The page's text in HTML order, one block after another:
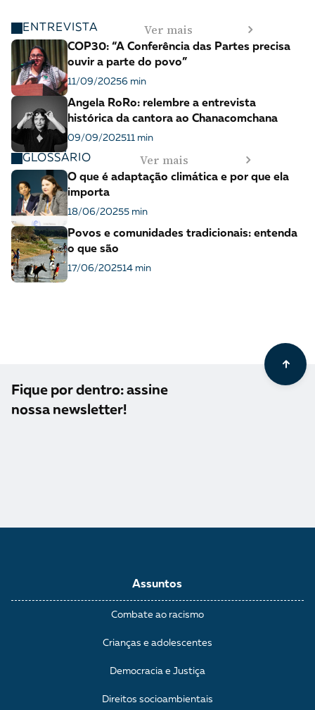
ENTREVISTA Ver mais
COP30: “A Conferência das Partes precisa
ouvir a parte do povo”
11/09/20256 min
Angela RoRo: relembre a entrevista
histórica da cantora ao Chanacomchana
09/09/202511 min
GLOSSÁRIO Ver mais
O que é adaptação climática e por que ela
importa
18/06/20255 min
Povos e comunidades tradicionais: entenda
o que são
17/06/202514 min
Fique por dentro: assine
nossa newsletter!
Assuntos
Combate ao racismo
Crianças e adolescentes
Democracia e Justiça
Direitos socioambientais